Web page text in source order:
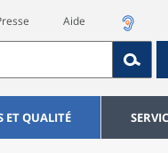
Aide
ET QUALITÉ